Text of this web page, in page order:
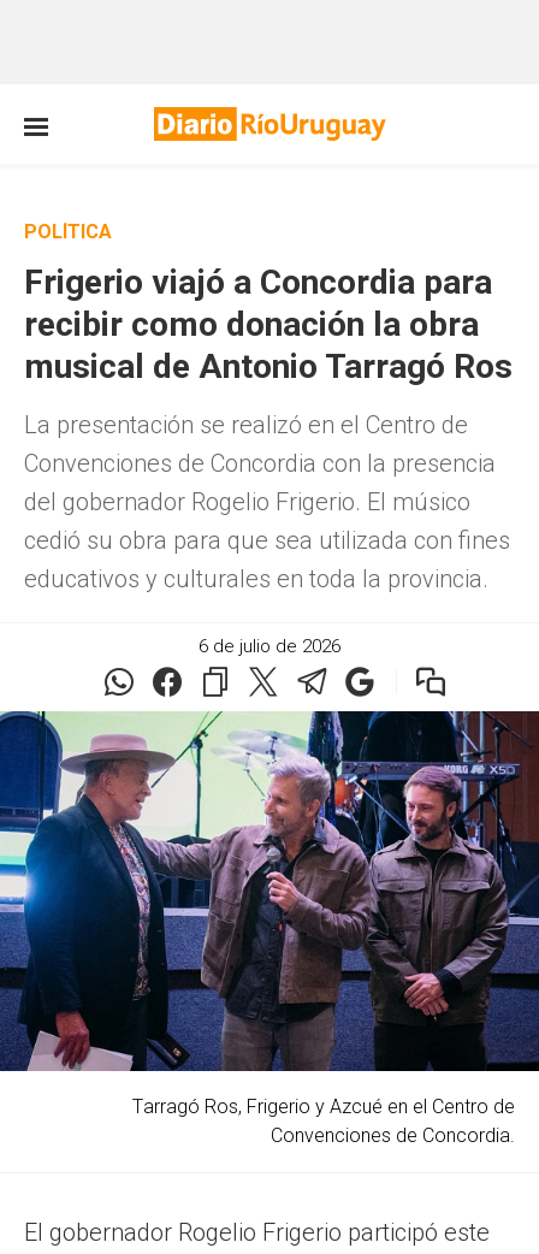
POLÍTICA
Frigerio viajó a Concordia para
recibir como donación la obra
musical de Antonio Tarragó Ros
La presentación se realizó en el Centro de
Convenciones de Concordia con la presencia
del gobernador Rogelio Frigerio. El músico
cedió su obra para que sea utilizada con fines
educativos y culturales en toda la provincia.
6 de julio de 2026
Tarragó Ros, Frigerio y Azcué en el Centro de
Convenciones de Concordia.
El gobernador Rogelio Frigerio participó este